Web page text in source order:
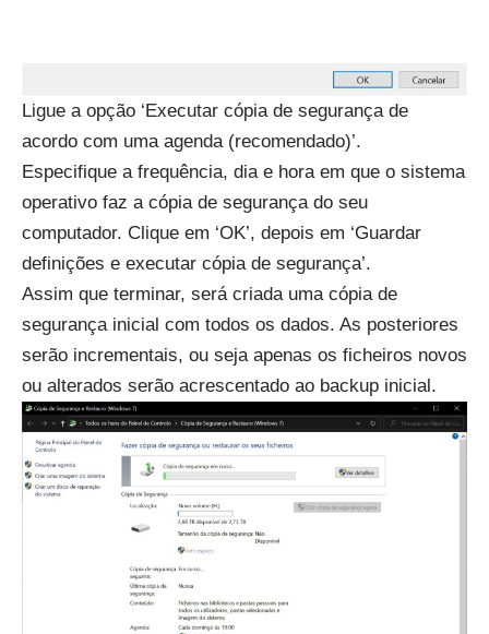
Ligue a opção ‘Executar cópia de segurança de
acordo com uma agenda (recomendado)’.
Especifique a frequência, dia e hora em que o sistema
operativo faz a cópia de segurança do seu
computador. Clique em ‘OK’, depois em ‘Guardar
definições e executar cópia de segurança’.
Assim que terminar, será criada uma cópia de
segurança inicial com todos os dados. As posteriores
serão incrementais, ou seja apenas os ficheiros novos
ou alterados serão acrescentado ao backup inicial.